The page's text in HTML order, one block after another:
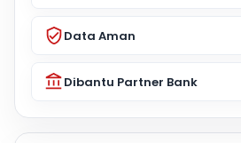
Data Aman
Dibantu Partner Bank